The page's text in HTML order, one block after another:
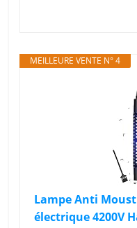
MEILLEURE VENTE N° 4
Lampe Anti
électrique 4200V